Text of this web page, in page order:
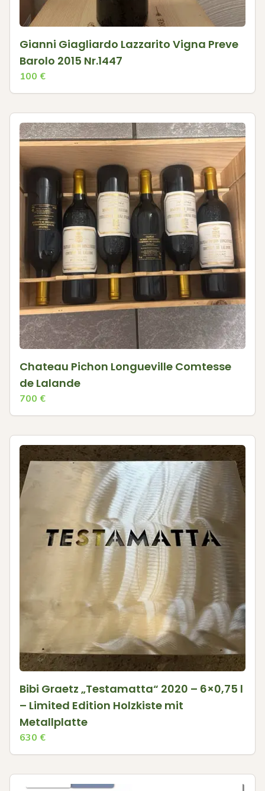
Gianni Giagliardo Lazzarito Vigna Preve
Barolo 2015 Nr.1447
100 €
Chateau Pichon Longueville Comtesse
de Lalande
700 €
Bibi Graetz „Testamatta“ 2020 – 6×0,75 l
– Limited Edition Holzkiste mit
Metallplatte
630 €